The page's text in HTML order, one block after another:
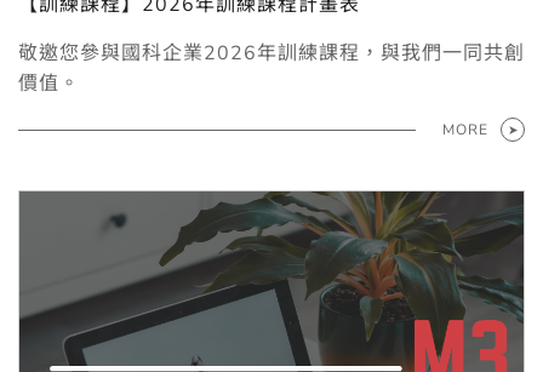
敬邀您參與國科企業2026年訓練課程，與我們一同共創
價值。
MORE